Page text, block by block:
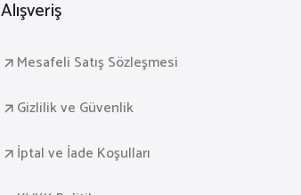
Alışveriş
Mesafeli Satış Sözleşmesi
Gizlilik ve Güvenlik
İptal ve İade Koşulları